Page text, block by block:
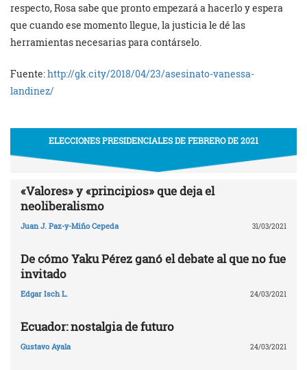
respecto, Rosa sabe que pronto empezará a hacerlo y espera
que cuando ese momento llegue, la justicia le dé las
herramientas necesarias para contárselo.
Fuente:http://gk.city/2018/04/23/asesinato-vanessa-
landinez/
ELECCIONES PRESIDENCIALES DE FEBRERO DE 2021
«Valores» y «principios» que deja el
neoliberalismo
Juan J. Paz-y-Miño Cepeda 31/03/2021
De cómo Yaku Pérez ganó el debate al que no fue
invitado
Edgar Isch L. 24/03/2021
Ecuador: nostalgia de futuro
Gustavo Ayala 24/03/2021